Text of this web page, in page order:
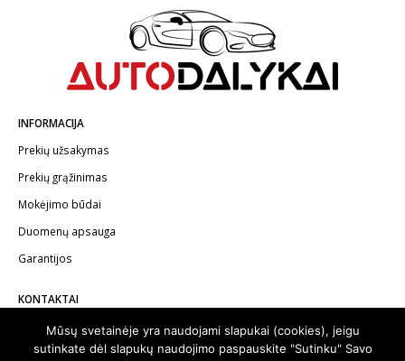
INFORMACIJA
Prekių užsakymas
Prekių grąžinimas
Mokėjimo būdai
Duomenų apsauga
Garantijos
KONTAKTAI
Telefonas:+370 602 62622
El.paštas: info@autodalykai.lt
Mūsų svetainėje yra naudojami slapukai (cookies), jeigu
sutinkate dėl slapukų naudojimo paspauskite "Sutinku" Savo